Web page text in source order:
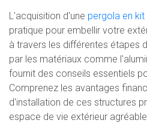
L'acquisition d'une pergola en kit
pratique pour embellir votre
à travers les différentes étapes
par les matériaux comme
fournit des conseils essentiels
Comprenez les avantages
d'installation de ces structures
espace de vie extérieur